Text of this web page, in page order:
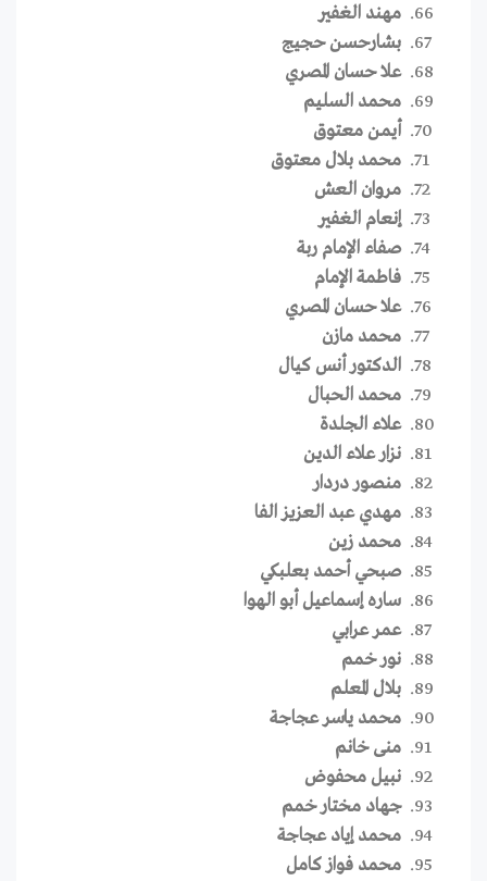
مهند الغفير
بشارحسن حجيج
علا حسان المصري
محمد السليم
أيمن معتوق
محمد بلال معتوق
مروان العش
إنعام الغفير
صفاء الإمام ربة
فاطمة الإمام
علا حسان المصري
محمد مازن
الدكتور أنس كيال
محمد الحبال
علاء الجلدة
نزار علاء الدين
منصور دردار
مهدي عبد العزيز الفا
محمد زين
صبحي أحمد بعلبكي
ساره إسماعيل أبو الهوا
عمر عرابي
نور خمم
بلال المعلم
محمد ياسر عجاجة
منى خانم
نبيل محفوض
جهاد مختار خمم
محمد إياد عجاجة
محمد فواز كامل